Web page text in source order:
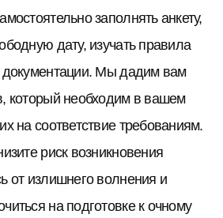
заполнять анкету,
дату, изучать правила
документации. Мы дадим вам
который необходим в вашем
на соответствие требованиям.
риск возникновения
от излишнего волнения и
на подготовке к очному